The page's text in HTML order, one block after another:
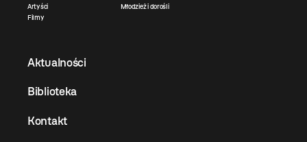
Artyści
Filmy
Młodzież i dorośli
Aktualności
Biblioteka
Kontakt